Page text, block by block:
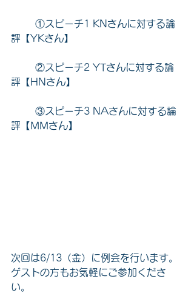
評【YKさん】
評【HNさん】
評【MMさん】
次回は6/13（金）に例会を行います。
ゲストの方もお気軽にご参加くださ
い。